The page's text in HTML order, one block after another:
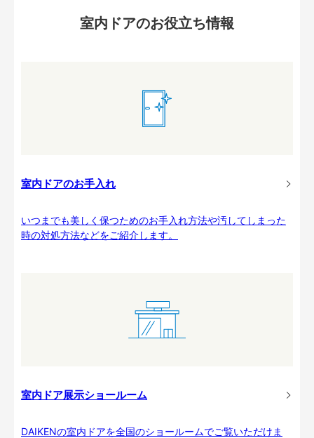
室内ドアのお役立ち情報
室内ドアのお手入れ
いつまでも美しく保つためのお手入れ方法や汚してしまった
時の対処方法などをご紹介します。
室内ドア展示ショールーム
DAIKENの室内ドアを全国のショールームでご覧いただけま